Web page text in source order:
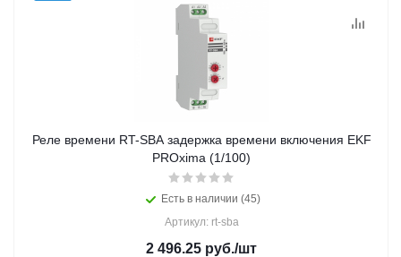
Реле времени RT-SBA задержка времени включения EKF
PROxima (1/100)
Есть в наличии (45)
Артикул: rt-sba
2 496.25 руб./шт